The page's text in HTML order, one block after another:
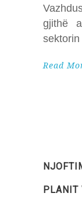
gjithë
Read
PLANIT